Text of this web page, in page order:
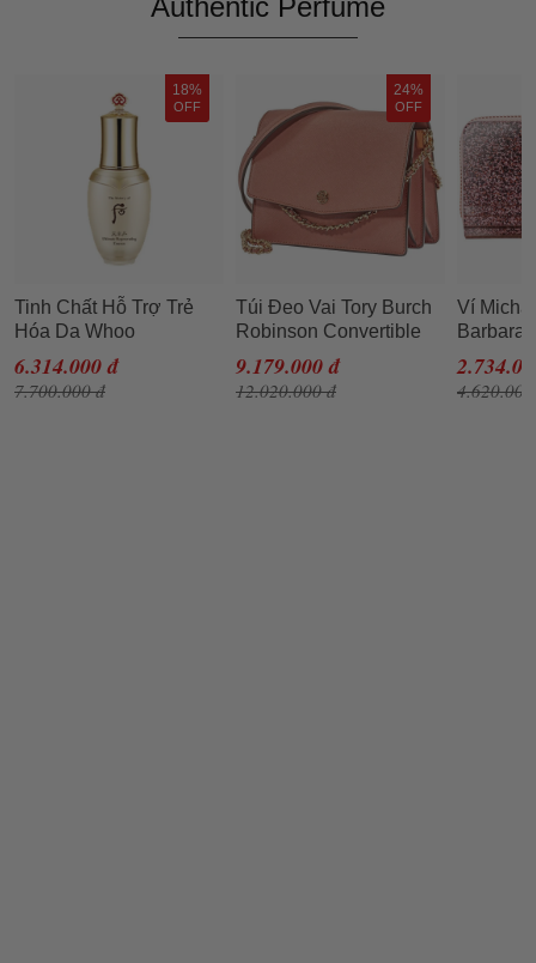
Authentic Perfume
18%
OFF
Tinh Chất Hỗ Trợ Trẻ
Hóa Da Whoo
Cheonyuldan
Regenerating Essence
6.314.000 đ
7.700.000 đ
24%
OFF
Túi Đeo Vai Tory Burch
Robinson Convertible
Shoulder Bag- Tramonto
Cho Nữ
9.179.000 đ
12.020.000 đ
Ví
Barbara
Metallic
Rose